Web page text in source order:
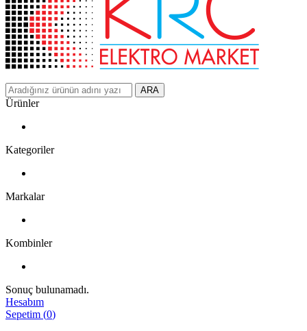
ARA
Ürünler
Kategoriler
Markalar
Kombinler
Sonuç bulunamadı.
Hesabım
Sepetim (0)